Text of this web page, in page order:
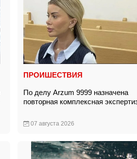
ПРОИШЕСТВИЯ
По делу Arzum 9999 назначена
повторная комплексная
07 августа 2026